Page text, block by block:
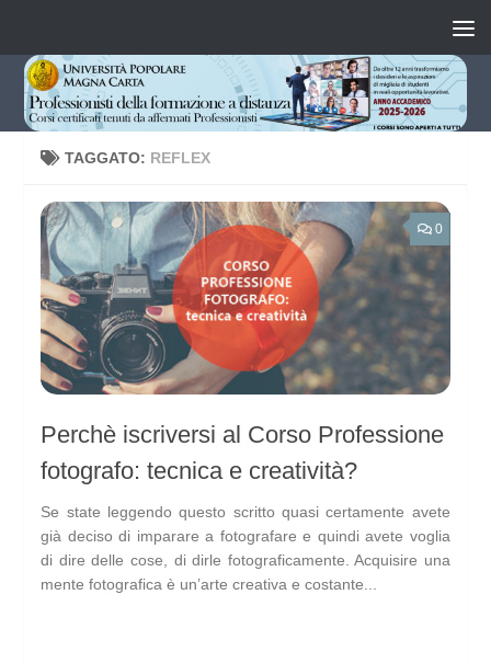
TAGGATO: REFLEX
0
Perchè iscriversi al Corso Professione
fotografo: tecnica e creatività?
Se state leggendo questo scritto quasi certamente avete
già deciso di imparare a fotografare e quindi avete voglia
di dire delle cose, di dirle fotograficamente. Acquisire una
mente fotografica è un’arte creativa e costante...